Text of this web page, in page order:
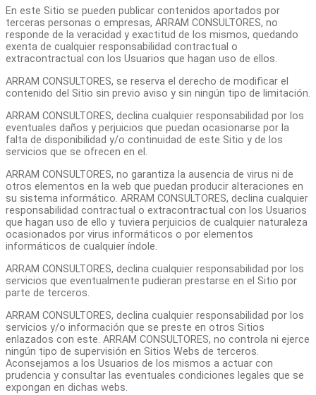
En este Sitio se pueden publicar contenidos aportados por
terceras personas o empresas, ARRAM CONSULTORES, no
responde de la veracidad y exactitud de los mismos, quedando
exenta de cualquier responsabilidad contractual o
extracontractual con los Usuarios que hagan uso de ellos.
ARRAM CONSULTORES, se reserva el derecho de modificar el
contenido del Sitio sin previo aviso y sin ningún tipo de limitación.
ARRAM CONSULTORES, declina cualquier responsabilidad por los
eventuales daños y perjuicios que puedan ocasionarse por la
falta de disponibilidad y/o continuidad de este Sitio y de los
servicios que se ofrecen en el.
ARRAM CONSULTORES, no garantiza la ausencia de virus ni de
otros elementos en la web que puedan producir alteraciones en
su sistema informático. ARRAM CONSULTORES, declina cualquier
responsabilidad contractual o extracontractual con los Usuarios
que hagan uso de ello y tuviera perjuicios de cualquier naturaleza
ocasionados por virus informáticos o por elementos
informáticos de cualquier índole.
ARRAM CONSULTORES, declina cualquier responsabilidad por los
servicios que eventualmente pudieran prestarse en el Sitio por
parte de terceros.
ARRAM CONSULTORES, declina cualquier responsabilidad por los
servicios y/o información que se preste en otros Sitios
enlazados con este. ARRAM CONSULTORES, no controla ni ejerce
ningún tipo de supervisión en Sitios Webs de terceros.
Aconsejamos a los Usuarios de los mismos a actuar con
prudencia y consultar las eventuales condiciones legales que se
expongan en dichas webs.